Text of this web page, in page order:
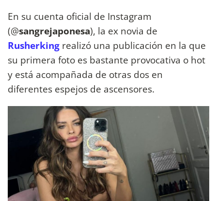
En su cuenta oficial de Instagram
(@sangrejaponesa), la ex novia de
Rusherking realizó una publicación en la que
su primera foto es bastante provocativa o hot
y está acompañada de otras dos en
diferentes espejos de ascensores.